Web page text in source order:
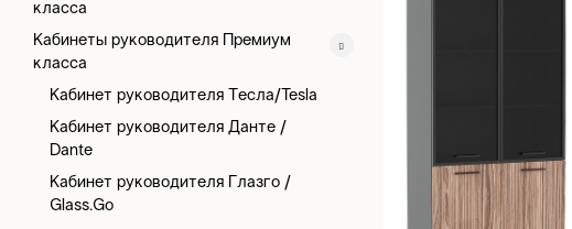
класса
Кабинеты руководителя Премиум
класса
Кабинет руководителя Тесла/Tesla
Кабинет руководителя Данте /
Dante
Кабинет руководителя Глазго /
Glass.Go